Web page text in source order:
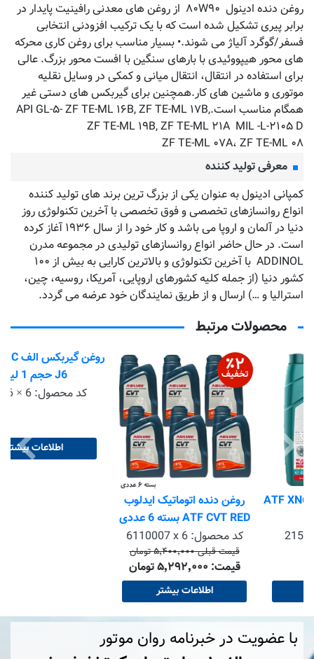
روغن دنده ادینول ۸۰W۹۰ از روغن های معدنی رافینیت پایدار در
برابر پیری تشکیل شده است که با یک ترکیب افزودنی انتخابی
فسفر/گوگرد آلیاژ می شوند.• بسیار مناسب برای روغن کاری محرکه
های محور هیپووئیدی با بارهای سنگین با افست محور بزرگ. عالی
برای استفاده در انتقال، انتقال میانی و کمکی در وسایل نقلیه
موتوری و ماشین های کار.همچنین برای گیربکس های دستی غیر
همگام مناسب است.API GL-۵- ZF TE-ML ۱۶B, ZF TE-ML ۱۷B,
ZF TE-ML ۱۹B, ZF TE-ML ۲۱A MIL -L-۲۱۰۵ D
ZF TE-ML ۰۷A، ZF TE-ML ۰۸
معرفی تولید کننده
کمپانی ادینول به عنوان یکی از بزرگ ترین برند های تولید کننده
انواع روانسازهای تخصصی و فوق تخصصی با آخرین تکنولوژی روز
دنیا در آلمان و اروپا می باشد و کار خود را از سال ۱۹۳۶ آغاز کرده
است. در حال حاضر انواع روانسازهای تولیدی در مجموعه مدرن
ADDINOL با آخرین تکنولوژی و بالاترین کارایی به بیش از ۱۰۰
کشور دنیا (از جمله کلیه کشورهای اروپایی، آمریکا، روسیه، چین،
استرالیا و …) ارسال و از طریق نمایندگان خود عرضه می گردد.
محصولات مرتبط
۲
تخفیف
روغن دنده اتوماتیک ایدلوب
ATF CVT RED بسته 6 عددی
کد محصول:6110007 x 6
اطلاعات بیشتر
کد محصول:
با عضویت در خبرنامه روان موتور